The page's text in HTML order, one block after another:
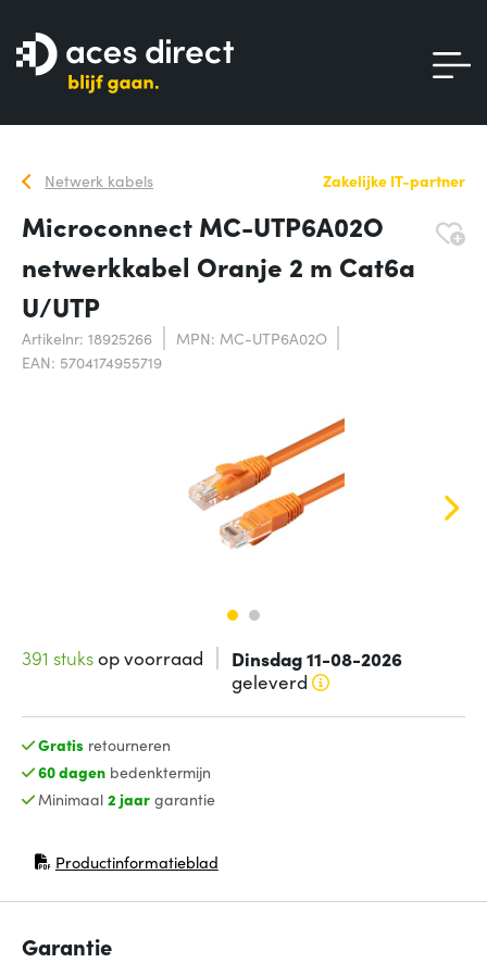
Netwerk kabels Zakelijke IT-partner
Microconnect MC-UTP6A02O
netwerkkabel Oranje 2 m Cat6a
U/UTP
Artikelnr: 18925266
MPN: MC-UTP6A02O
EAN: 5704174955719
391 stuksop voorraad Dinsdag 11-08-2026
geleverd
Gratis retourneren
60 dagenbedenktermijn
Minimaal 2 jaargarantie
Productinformatieblad
(opent in nieuw venster)
Garantie